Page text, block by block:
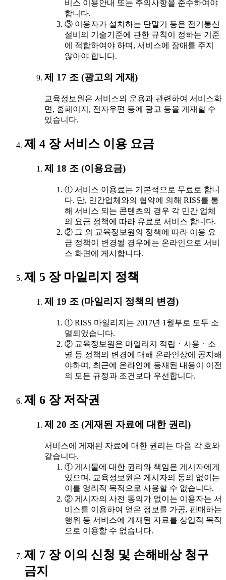
비스 이용안내 또는 주의사항을 준수하여야
합니다.
③ 이용자가 설치하는 단말기 등은 전기통신
설비의 기술기준에 관한 규칙이 정하는 기준
에 적합하여야 하며, 서비스에 장애를 주지
않아야 합니다.
제 17 조 (광고의 게재)
교육정보원은 서비스의 운용과 관련하여 서비스화
면, 홈페이지, 전자우편 등에 광고 등을 게재할 수
있습니다.
제 4 장 서비스 이용 요금
제 18 조 (이용요금)
① 서비스 이용료는 기본적으로 무료로 합니
다. 단, 민간업체와의 협약에 의해 RISS를 통
해 서비스 되는 콘텐츠의 경우 각 민간 업체
의 요금 정책에 따라 유료로 서비스 합니다.
② 그 외 교육정보원의 정책에 따라 이용 요
금 정책이 변경될 경우에는 온라인으로 서비
스 화면에 게시합니다.
제 5 장 마일리지 정책
제 19 조 (마일리지 정책의 변경)
① RISS 마일리지는 2017년 1월부로 모두 소
멸되었습니다.
② 교육정보원은 마일리지 적립ㆍ사용ㆍ소
멸 등 정책의 변경에 대해 온라인상에 공지해
야하며, 최근에 온라인에 등재된 내용이 이전
의 모든 규정과 조건보다 우선합니다.
제 6 장 저작권
제 20 조 (게재된 자료에 대한 권리)
서비스에 게재된 자료에 대한 권리는 다음 각 호와
같습니다.
① 게시물에 대한 권리와 책임은 게시자에게
있으며, 교육정보원은 게시자의 동의 없이는
이를 영리적 목적으로 사용할 수 없습니다.
② 게시자의 사전 동의가 없이는 이용자는 서
비스를 이용하여 얻은 정보를 가공, 판매하는
행위 등 서비스에 게재된 자료를 상업적 목적
으로 이용할 수 없습니다.
제 7 장 이의 신청 및 손해배상 청구
금지